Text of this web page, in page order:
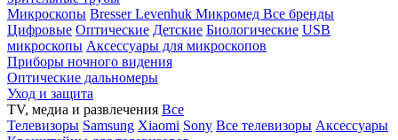
Микроскопы BresserLevenhuk Микромед Все бренды
Цифровые Оптические Детские Биологические USB
микроскопы Аксессуары для микроскопов
Приборы ночного видения
Оптические дальномеры
Уход и защита
TV, медиа и развлечения Все
Телевизоры Samsung Xiaomi Sony Все телевизоры Аксессуары